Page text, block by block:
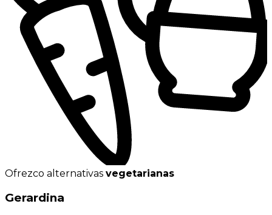
Ofrezco alternativas vegetarianas
Gerardina